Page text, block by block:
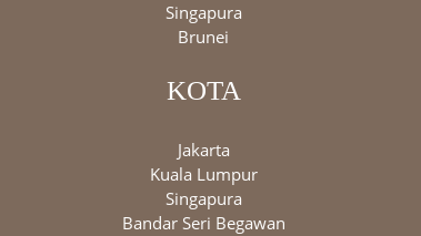
Singapura
Brunei
KOTA
Jakarta
Kuala Lumpur
Singapura
Bandar Seri Begawan